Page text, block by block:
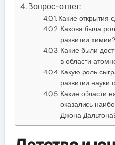
Вопрос-ответ:
Какие открытия
Какова была
развитии химии?
Какие были
в области
Какую роль
развитии науки
Какие области
оказались
Джона